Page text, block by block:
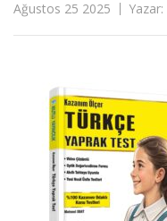
Ağustos 25 2025 Yazar: